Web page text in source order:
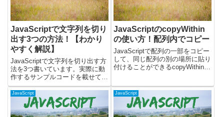
JavaScriptで文字列を切り
出す3つの方法！【わかり
やすく解説】
JavaScriptで文字列を切り出す方
法を3つ書いています。実際に動
作するサンプルコードを載せて、
挙動を詳しく解説しています。こ
の記事では下記のメソッドを使用
した、文字列の切り出しについて
書いています。・sliceメソッ
JavaScriptのcopyWithin
の使い方！配列内でコピー
JavaScriptで配列の一部をコピー
して、同じ配列の別の場所に貼り
付けることができるcopyWithinメ
的な操作が可能です。実際に動く
サンプルを使って、以下の操作を
解説します...
JavaScript JavaScript